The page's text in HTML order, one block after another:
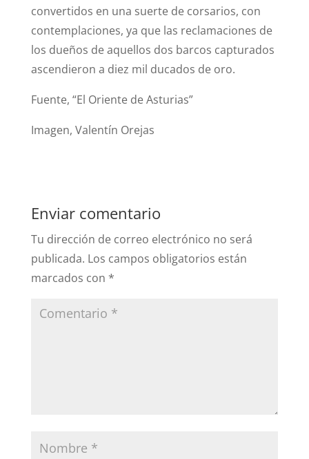
convertidos en una suerte de corsarios, con
contemplaciones, ya que las reclamaciones de
los dueños de aquellos dos barcos capturados
ascendieron a diez mil ducados de oro.
Fuente, “El Oriente de Asturias”
Imagen, Valentín Orejas
Enviar comentario
Tu dirección de correo electrónico no será
publicada. Los campos obligatorios están
marcados con *